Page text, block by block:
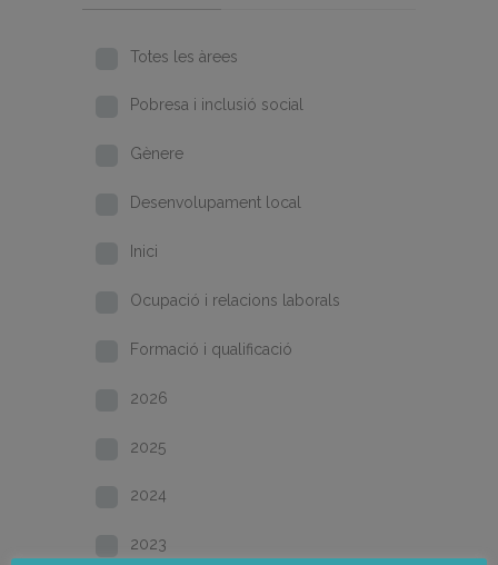
Totes les àrees
Pobresa i inclusió social
Gènere
Desenvolupament local
Inici
Ocupació i relacions laborals
Formació i qualificació
2026
2025
2024
2023